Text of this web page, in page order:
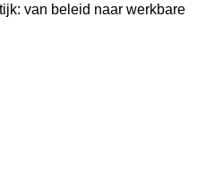
van beleid naar werkbare